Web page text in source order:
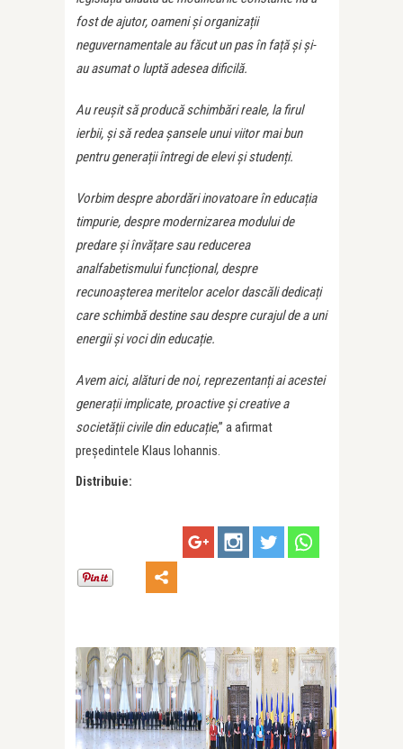
fost de ajutor, oameni și organizații
neguvernamentale au făcut un pas în față și și-
au asumat o luptă adesea dificilă.
Au reușit să producă schimbări reale, la firul
ierbii, și să redea șansele unui viitor mai bun
pentru generații întregi de elevi și studenți.
Vorbim despre abordări inovatoare în educația
timpurie, despre modernizarea modului de
predare și învățare sau reducerea
analfabetismului funcțional, despre
recunoașterea meritelor acelor dascăli dedicați
care schimbă destine sau despre curajul de a uni
energii și voci din educație.
Avem aici, alături de noi, reprezentanți ai acestei
generații implicate, proactive și creative a
societății civile din educație,” a afirmat
președintele Klaus Iohannis.
Distribuie: